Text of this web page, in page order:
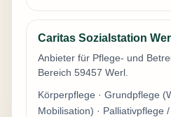
Caritas Sozialstation Werl
Anbieter für Pflege- und
Bereich 59457 Werl.
Körperpflege · Grundpflege
Mobilisation) · Palliativpflege